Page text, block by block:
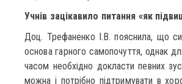
Учнів зацікавило питання «як
Доц. Трефаненко І.В. пояснила, що
основа гарного самопочуття, однак
часом необхідно докласти певних
можна і потрібно підтримувати в